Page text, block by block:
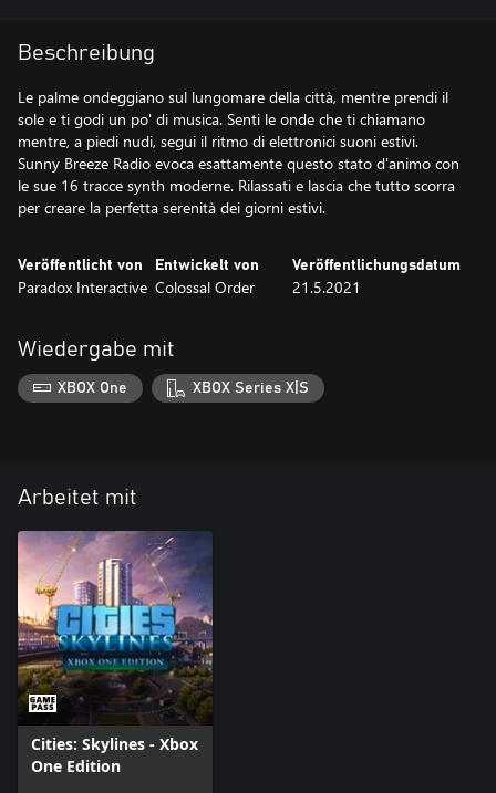
Beschreibung
Le palme ondeggiano sul lungomare della città, mentre prendi il
sole e ti godi un po' di musica. Senti le onde che ti chiamano
mentre, a piedi nudi, segui il ritmo di elettronici suoni estivi.
Sunny Breeze Radio evoca esattamente questo stato d'animo con
le sue 16 tracce synth moderne. Rilassati e lascia che tutto scorra
per creare la perfetta serenità dei giorni estivi.
Veröffentlicht von
Paradox Interactive
Entwickelt von
Colossal Order
Veröffentlichungsdatum
21.5.2021
Wiedergabe mit
XBOX One XBOX Series X|S
Arbeitet mit
Cities: Skylines - Xbox
One Edition